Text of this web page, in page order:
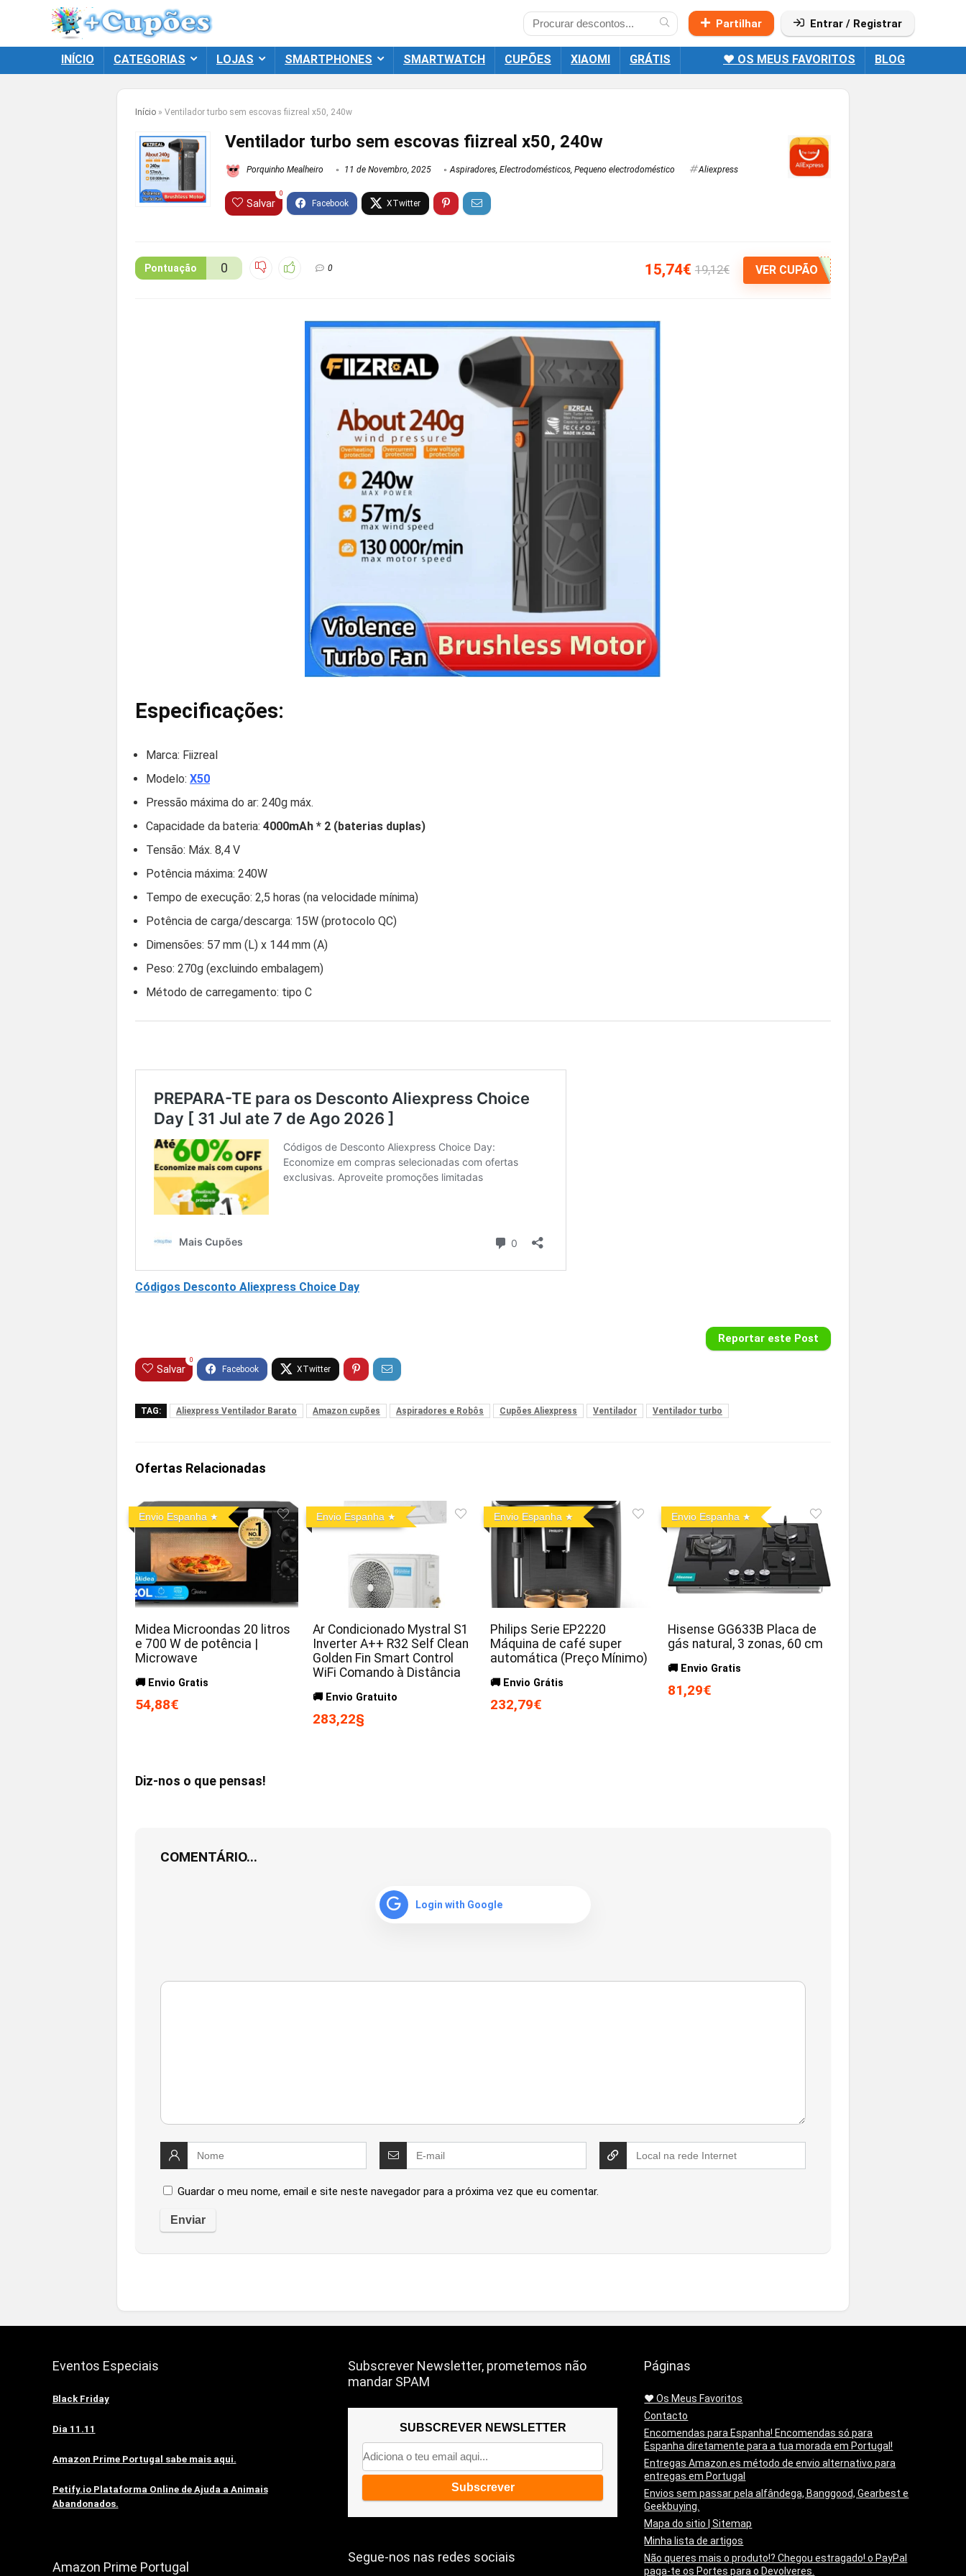
Partilhar Entrar / Registrar
INÍCIO CATEGORIAS LOJAS SMARTPHONES SMARTWATCH CUPÕES XIAOMI GRÁTIS ❤️ OS MEUS FAVORITOS BLOG
Início » Ventilador turbo sem escovas fiizreal x50, 240w
Ventilador turbo sem escovas fiizreal x50, 240w
Porquinho Mealheiro 11 de Novembro, 2025 Aspiradores, Electrodomésticos, Pequeno electrodoméstico Aliexpress
Salvar
0
Pontuação 0 0 15,74€ 19,12€ VER CUPÃO
Especificações:
Marca: Fiizreal
Modelo: X50
Pressão máxima do ar: 240g máx.
Capacidade da bateria: 4000mAh * 2 (baterias duplas)
Tensão: Máx. 8,4 V
Potência máxima: 240W
Tempo de execução: 2,5 horas (na velocidade mínima)
Potência de carga/descarga: 15W (protocolo QC)
Dimensões: 57 mm (L) x 144 mm (A)
Peso: 270g (excluindo embalagem)
Método de carregamento: tipo C
Códigos Desconto Aliexpress Choice Day
Reportar este Post
Salvar
0
TAG: Aliexpress Ventilador Barato Amazon cupões Aspiradores e Robôs Cupões Aliexpress Ventilador Ventilador turbo
Ofertas Relacionadas
Envio Espanha
Midea Microondas 20 litros
e 700 W de potência |
Microwave
🚚 Envio Gratis
54,88€
Envio Espanha
Ar Condicionado Mystral S1
Inverter A++ R32 Self Clean
Golden Fin Smart Control
WiFi Comando à Distância
🚚 Envio Gratuito
283,22§
Envio Espanha
Philips Serie EP2220
Máquina de café super
automática (Preço Mínimo)
🚚 Envio Grátis
232,79€
Envio Espanha
Hisense GG633B Placa de
gás natural, 3 zonas, 60 cm
🚚 Envio Gratis
81,29€
Diz-nos o que pensas!
COMENTÁRIO...
Login with Google
Guardar o meu nome, email e site neste navegador para a próxima vez que eu comentar.
Eventos Especiais
Black Friday
Dia 11.11
Amazon Prime Portugal sabe mais aqui.
Petify.io Plataforma Online de Ajuda a Animais
Abandonados.
Amazon Prime Portugal
Subscrever Newsletter, prometemos não
mandar SPAM
SUBSCREVER NEWSLETTER
Segue-nos nas redes sociais
Páginas
❤️ Os Meus Favoritos
Contacto
Encomendas para Espanha! Encomendas só para
Espanha diretamente para a tua morada em Portugal!
Entregas Amazon.es método de envio alternativo para
entregas em Portugal
Envios sem passar pela alfândega, Banggood, Gearbest e
Geekbuying.
Mapa do sitio | Sitemap
Minha lista de artigos
Não queres mais o produto!? Chegou estragado! o PayPal
paga-te os Portes para o Devolveres.